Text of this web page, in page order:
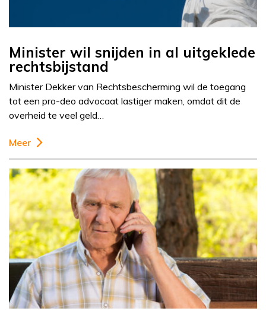
Minister wil snijden in al uitgeklede
rechtsbijstand
Minister Dekker van Rechtsbescherming wil de toegang
tot een pro-deo advocaat lastiger maken, omdat dit de
overheid te veel geld…
Meer